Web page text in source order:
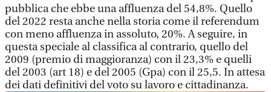
pubblica che ebbe una affluenza del 54,8%. Quello
del 2022 resta anche nella storia come il referendum
con meno affluenza in assoluto, 20%. A seguire, in
questa speciale al classifica al contrario, quello del
2009 (premio di maggioranza) con il 23,3% e quelli
del 2003 (art 18) e del 2005 (Gpa) con il 25,5. In attesa
dei dati definitivi del voto su lavoro e cittadinanza.